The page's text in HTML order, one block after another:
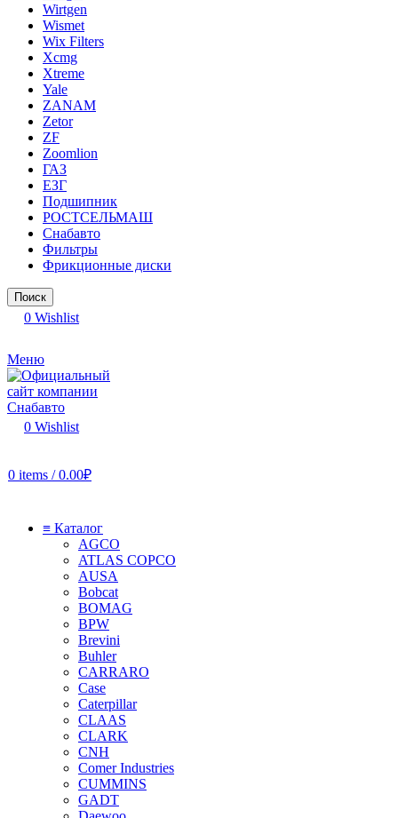
Wirtgen
Wismet
Wix Filters
Xcmg
Xtreme
Yale
ZANAM
Zetor
ZF
Zoomlion
ГАЗ
ЕЗГ
Подшипник
РОСТСЕЛЬМАШ
Снабавто
Фильтры
Фрикционные диски
Поиск
0 Wishlist
Меню
0 Wishlist
0 items / 0.00₽
≡ Каталог
AGCO
ATLAS COPCO
AUSA
Bobcat
BOMAG
BPW
Brevini
Buhler
CARRARO
Case
Caterpillar
CLAAS
CLARK
CNH
Comer Industries
CUMMINS
GADT